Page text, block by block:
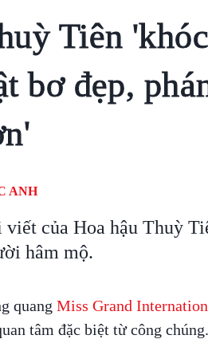
Tiên
bơ đẹp,
ANH
viết của Hoa hậu Thuỳ
hâm mộ.
quang Miss Grand
tâm đặc biệt từ công